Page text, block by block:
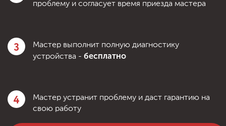
проблему и согласует время приезда мастера
3
Мастер выполнит полную диагностику
устройства - бесплатно
4
Мастер устранит проблему и даст гарантию на
свою работу